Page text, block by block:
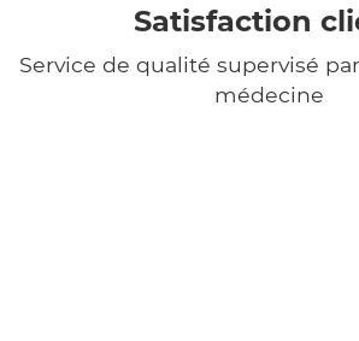
Satisfaction
Service de qualité supervisé
médecine